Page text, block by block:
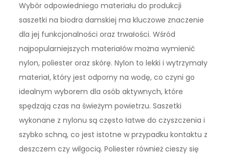
Wybór odpowiedniego materiału do produkcji
saszetki na biodra damskiej ma kluczowe znaczenie
dla jej funkcjonalności oraz trwałości. Wśród
najpopularniejszych materiałów można wymienić
nylon, poliester oraz skórę. Nylon to lekki i wytrzymały
materiał, który jest odporny na wodę, co czyni go
idealnym wyborem dla osób aktywnych, które
spędzają czas na świeżym powietrzu. Saszetki
wykonane z nylonu są często łatwe do czyszczenia i
szybko schną, co jest istotne w przypadku kontaktu z
deszczem czy wilgocią. Poliester również cieszy się